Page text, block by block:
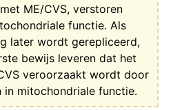
ME/CVS, verstoren
functie. Als
later wordt gerepliceerd,
bewijs leveren dat het
veroorzaakt wordt door
in mitochondriale functie.